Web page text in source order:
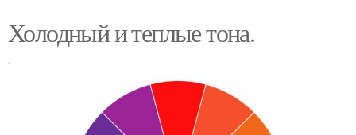
Холодный и теплые тона.
.